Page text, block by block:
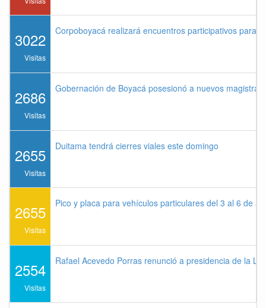
3022
Visitas
Corpoboyacá realizará encuentros participativos para
2686
Visitas
Gobernación de Boyacá posesionó a nuevos
2655
Visitas
Duitama tendrá cierres viales este domingo
2655
Visitas
Pico y placa para vehículos particulares del 3 al 6 de
2554
Visitas
Rafael Acevedo Porras renunció a presidencia de la